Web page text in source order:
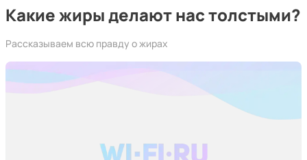
Какие жиры делают нас толстыми?
Рассказываем всю правду о жирах